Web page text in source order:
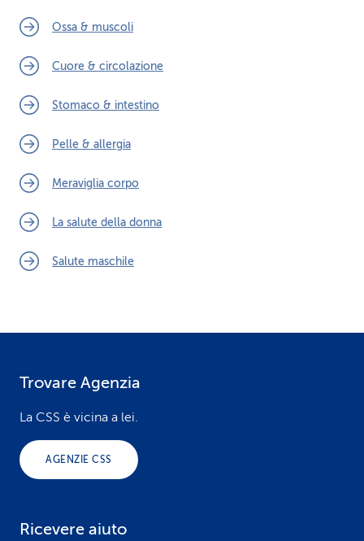
Ossa & muscoli
Cuore & circolazione
Stomaco & intestino
Pelle & allergia
Meraviglia corpo
La salute della donna
Salute maschile
Trovare Agenzia
La CSS è vicina a lei.
AGENZIE CSS
Ricevere aiuto